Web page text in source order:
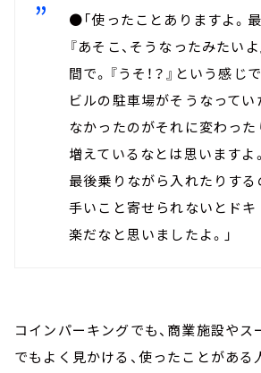
●「使ったことありますよ。
『あそこ、そうなったみたい
間で。『うそ！？』という感じ
ビルの駐車場がそうなってい
なかったのがそれに変わっ
増えているなとは思いますよ
最後乗りながら入れたりする
手いこと寄せられないとドキ
楽だなと思いましたよ。」
コインパーキングでも、商業施設や
でもよく見かける、使ったことがある